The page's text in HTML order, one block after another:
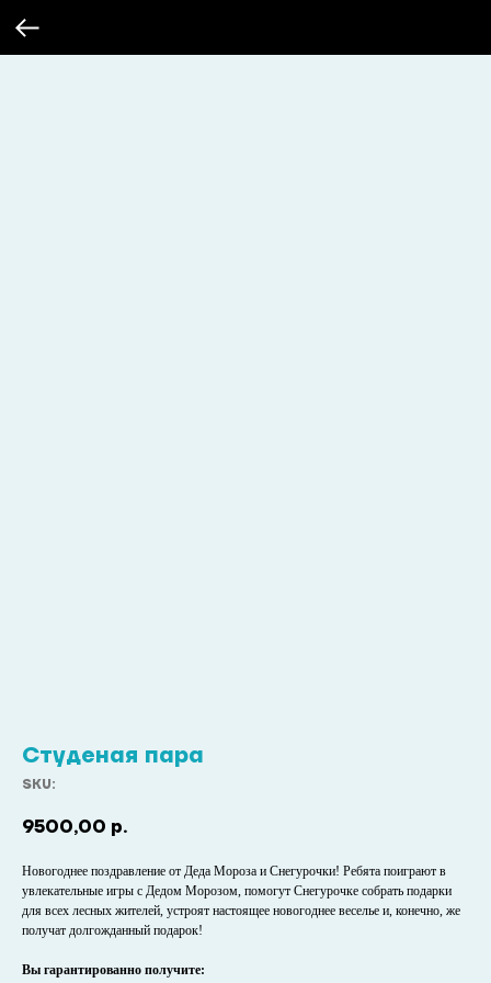
Студеная пара
SKU:
9500,00 р.
Новогоднее поздравление от Деда Мороза и Снегурочки! Ребята поиграют в
увлекательные игры с Дедом Морозом, помогут Снегурочке собрать подарки
для всех лесных жителей, устроят настоящее новогоднее веселье и, конечно, же
получат долгожданный подарок!
Вы гарантированно получите: